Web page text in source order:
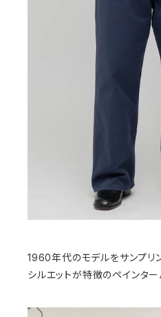
1960年代のモデルをサンプリ
シルエットが特徴のペインター